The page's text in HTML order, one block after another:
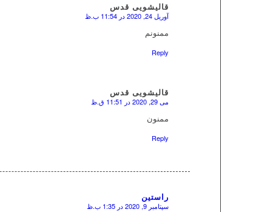
قالیشویی قدس
آوریل 24, 2020 در 11:54 ب.ظ
ممنونم
Reply
قالیشویی قدس
می 29, 2020 در 11:51 ق.ظ
ممنون
Reply
راستین
سپتامبر 9, 2020 در 1:35 ب.ظ